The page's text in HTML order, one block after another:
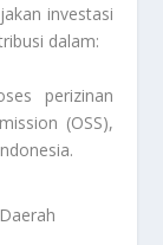
investasi
dalam:
perizinan
(OSS),